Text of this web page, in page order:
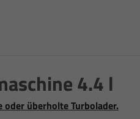
4.4 l
überholte Turbolader.